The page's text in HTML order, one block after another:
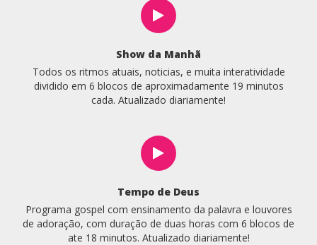
Show da Manhã
Todos os ritmos atuais, noticias, e muita interatividade
dividido em 6 blocos de aproximadamente 19 minutos
cada. Atualizado diariamente!
Tempo de Deus
Programa gospel com ensinamento da palavra e louvores
de adoração, com duração de duas horas com 6 blocos de
ate 18 minutos. Atualizado diariamente!